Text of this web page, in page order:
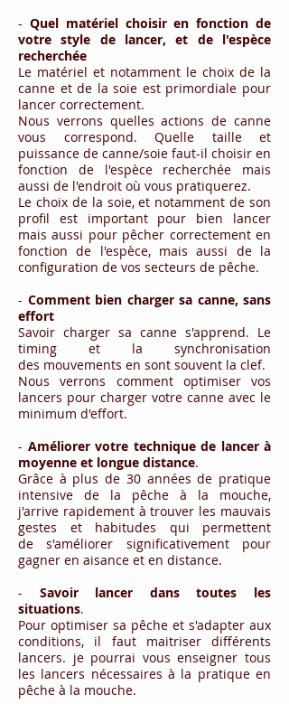
- Quel matériel choisir en fonction de
votre style de lancer, et de l'espèce
recherchée
Le matériel et notamment le choix de la
canne et de la soie est primordiale pour
lancer correctement.
Nous verrons quelles actions de canne
vous correspond. Quelle taille et
puissance de canne/soie faut-il choisir en
fonction de l'espèce recherchée mais
aussi de l'endroit où vous pratiquerez.
Le choix de la soie, et notamment de son
profil est important pour bien lancer
mais aussi pour pêcher correctement en
fonction de l'espèce, mais aussi de la
configuration de vos secteurs de pêche.
- Comment bien charger sa canne, sans
effort
Savoir charger sa canne s'apprend. Le
timing et la synchronisation
des mouvements en sont souvent la clef.
Nous verrons comment optimiser vos
lancers pour charger votre canne avec le
minimum d'effort.
- Améliorer votre technique de lancer à
moyenne et longue distance.
Grâce à plus de 30 années de pratique
intensive de la pêche à la mouche,
j'arrive rapidement à trouver les mauvais
gestes et habitudes qui permettent
des'améliorer significativement pour
gagner en aisance et en distance.
- Savoir lancer dans toutes les
situations.
Pour optimiser sa pêche et s'adapter aux
conditions, il faut maitriser différents
lancers. je pourrai vous enseigner tous
les lancers nécessaires à la pratique en
pêche à la mouche.